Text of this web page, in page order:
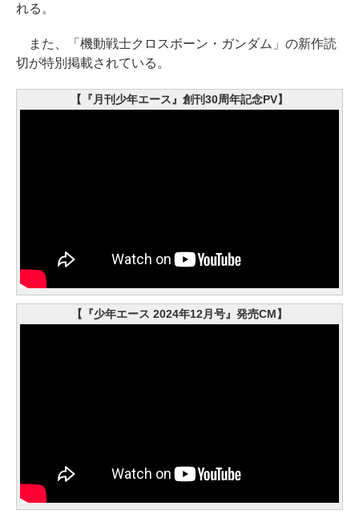
れる。
また、「機動戦士クロスボーン・ガンダム」の新作読
切が特別掲載されている。
【『月刊少年エース』創刊30周年記念PV】
【『少年エース 2024年12月号』発売CM】